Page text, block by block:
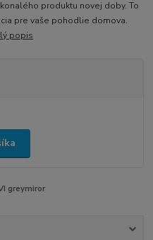
produktu novej doby. To
pre vaše pohodlie domova.
popis
greymiror